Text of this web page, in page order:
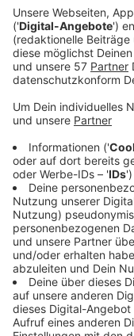
Ein Promi,
Gegenstände
Anzeige
Wenn ein Popstar,
Politiker bei uns zu
besonderen
keine einzige
einfach fünf Dinge
das erzählt, was
sondern ganz
für"!